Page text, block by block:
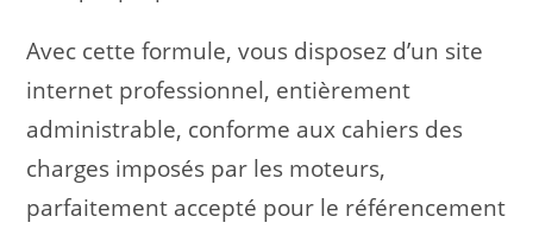
Avec cette formule, vous disposez d’un site
internet professionnel, entièrement
administrable, conforme aux cahiers des
charges imposés par les moteurs,
parfaitement accepté pour le référencement